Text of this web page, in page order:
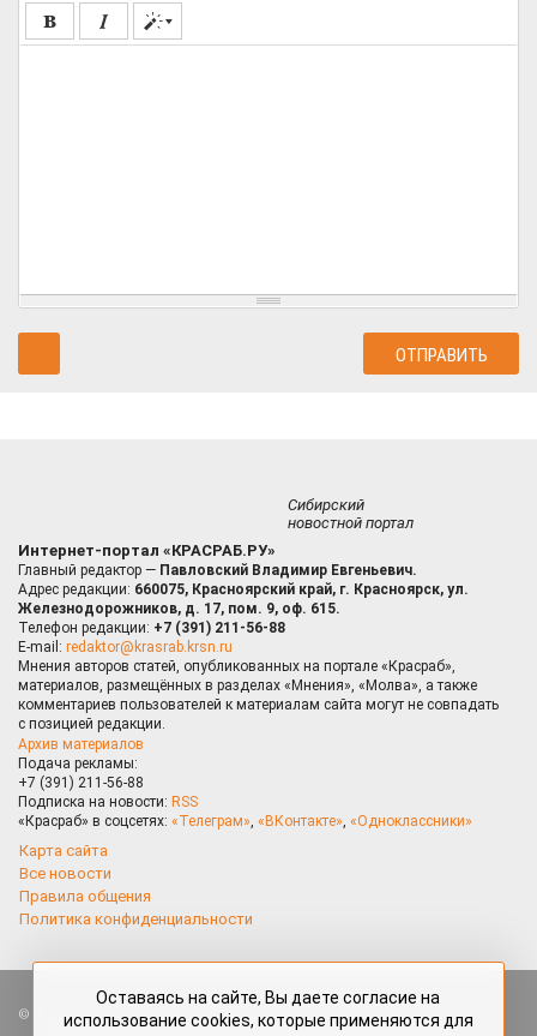
Сибирский
новостной портал
Интернет-портал «КРАСРАБ.РУ»
Главный редактор — Павловский Владимир Евгеньевич.
Адрес редакции: 660075, Красноярский край, г. Красноярск, ул.
Железнодорожников, д. 17, пом. 9, оф. 615.
Телефон редакции: +7 (391) 211-56-88
E-mail: redaktor@krasrab.krsn.ru
Мнения авторов статей, опубликованных на портале «Красраб»,
материалов, размещённых в разделах «Мнения», «Молва», а также
комментариев пользователей к материалам сайта могут не совпадать
с позицией редакции.
Архив материалов
Подача рекламы:
+7 (391) 211-56-88
Подписка на новости: RSS
«Красраб» в соцсетях: «Телеграм», «ВКонтакте», «Одноклассники»
Карта сайта
Все новости
Правила общения
Политика конфиденциальности
Все права защищены. Любые материалы, размещённые на портале
Оставаясь на сайте, Вы даете согласие на
использование cookies, которые применяются для